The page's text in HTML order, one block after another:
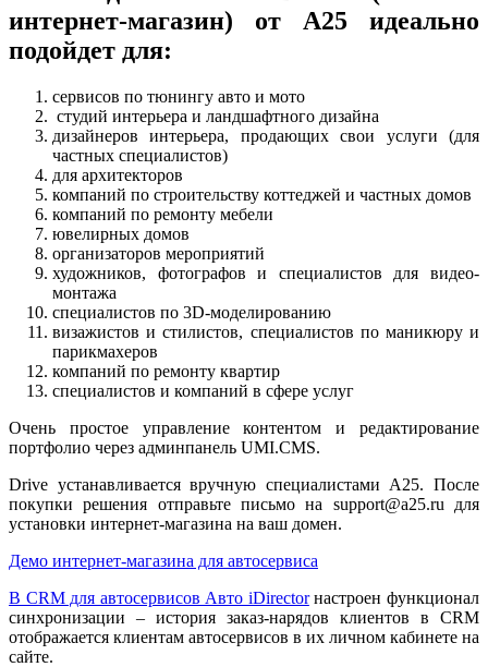
интернет-магазин) от А25 идеально
подойдет для:
сервисов по тюнингу авто и мото
студий интерьера и ландшафтного дизайна
дизайнеров интерьера, продающих свои услуги (для
частных специалистов)
для архитекторов
компаний по строительству коттеджей и частных домов
компаний по ремонту мебели
ювелирных домов
организаторов мероприятий
художников, фотографов и специалистов для видео-
монтажа
специалистов по 3D-моделированию
визажистов и стилистов, специалистов по маникюру и
парикмахеров
компаний по ремонту квартир
специалистов и компаний в сфере услуг
Очень простое управление контентом и редактирование
портфолио через админпанель UMI.CMS.
Drive устанавливается вручную специалистами А25. После
покупки решения отправьте письмо на support@a25.ru для
установки интернет-магазина на ваш домен.
Демо интернет-магазина для автосервиса
В CRM для автосервисов Авто iDirectorнастроен функционал
синхронизации – история заказ-нарядов клиентов в CRM
отображается клиентам автосервисов в их личном кабинете на
сайте.